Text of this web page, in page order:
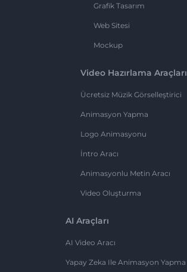
Grafik Tasarım
Web Sitesi
Mockup
Video Hazırlama Araçları
Ücretsiz Müzik Görselleştirici
Animasyon Yapma
Logo Animasyonu
İntro Aracı
Animasyonlu Metin Aracı
Video Oluşturma
AI Araçları
AI Video Aracı
Yapay Zeka Ile Animasyon Yapma